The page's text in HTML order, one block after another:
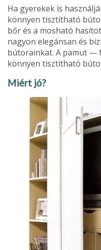
Ha gyerekek is
könnyen tisztítható
bőr és a mosható
nagyon ele­gánsan és
bútorainkat. A pamut —
könnyen tisztít­ható
Miért jó?